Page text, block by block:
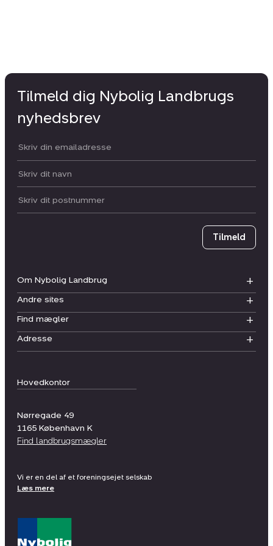
Hovedkontor
Nørregade 49
1165 København K
Find landbrugsmægler
Om Nybolig Landbrug
Andre sites
Find mægler
Adresse
Tilmeld dig Nybolig Landbrugs
nyhedsbrev
Din email:
Dit navn:
Postnummer
Tilmeld
Vi er en del af et foreningsejet selskab
Læs mere